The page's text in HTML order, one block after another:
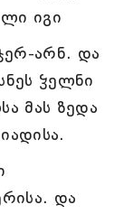
იგი
არნ. და
ჴელნი
მას ზედა
და